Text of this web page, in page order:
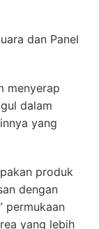
dan Panel
menyerap
dalam
yang
produk
dengan
permukaan
yang lebih